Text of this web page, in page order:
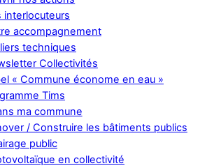
interlocuteurs
accompagnement
techniques
Collectivités
« Commune économe en eau »
Tims
ma commune
/ Construire les bâtiments publics
public
en collectivité